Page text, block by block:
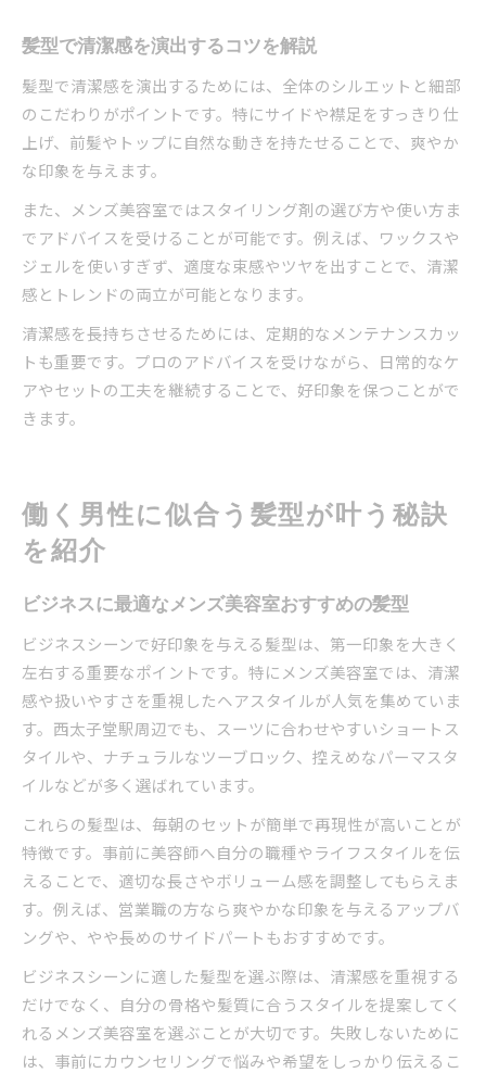
髪型で清潔感を演出するコツを解説
髪型で清潔感を演出するためには、全体のシルエットと細部
のこだわりがポイントです。特にサイドや襟足をすっきり仕
上げ、前髪やトップに自然な動きを持たせることで、爽やか
な印象を与えます。
また、メンズ美容室ではスタイリング剤の選び方や使い方ま
でアドバイスを受けることが可能です。例えば、ワックスや
ジェルを使いすぎず、適度な束感やツヤを出すことで、清潔
感とトレンドの両立が可能となります。
清潔感を長持ちさせるためには、定期的なメンテナンスカッ
トも重要です。プロのアドバイスを受けながら、日常的なケ
アやセットの工夫を継続することで、好印象を保つことがで
きます。
働く男性に似合う髪型が叶う秘訣
を紹介
ビジネスに最適なメンズ美容室おすすめの髪型
ビジネスシーンで好印象を与える髪型は、第一印象を大きく
左右する重要なポイントです。特にメンズ美容室では、清潔
感や扱いやすさを重視したヘアスタイルが人気を集めていま
す。西太子堂駅周辺でも、スーツに合わせやすいショートス
タイルや、ナチュラルなツーブロック、控えめなパーマスタ
イルなどが多く選ばれています。
これらの髪型は、毎朝のセットが簡単で再現性が高いことが
特徴です。事前に美容師へ自分の職種やライフスタイルを伝
えることで、適切な長さやボリューム感を調整してもらえま
す。例えば、営業職の方なら爽やかな印象を与えるアップバ
ングや、やや長めのサイドパートもおすすめです。
ビジネスシーンに適した髪型を選ぶ際は、清潔感を重視する
だけでなく、自分の骨格や髪質に合うスタイルを提案してく
れるメンズ美容室を選ぶことが大切です。失敗しないために
は、事前にカウンセリングで悩みや希望をしっかり伝えるこ